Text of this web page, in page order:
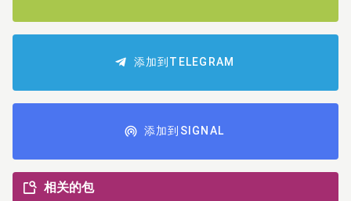
添加到TELEGRAM
添加到SIGNAL
相关的包